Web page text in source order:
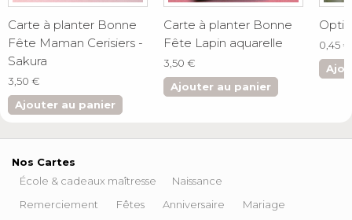
Carte à planter Bonne
Fête Maman Cerisiers -
Sakura
3,50 €
Ajouter au panier
Carte à planter Bonne
Fête Lapin aquarelle
3,50 €
Ajouter au panier
0,45 €
Nos Cartes
École & cadeaux maîtresse
Naissance
Remerciement
Fêtes Anniversaire
Mariage